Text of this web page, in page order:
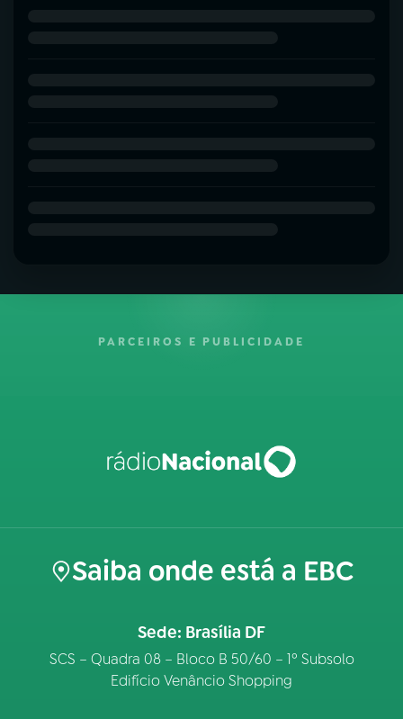
PARCEIROS E PUBLICIDADE
Saiba onde está a EBC
Sede: Brasília DF
SCS – Quadra 08 – Bloco B 50/60 – 1º Subsolo
Edifício Venâncio Shopping